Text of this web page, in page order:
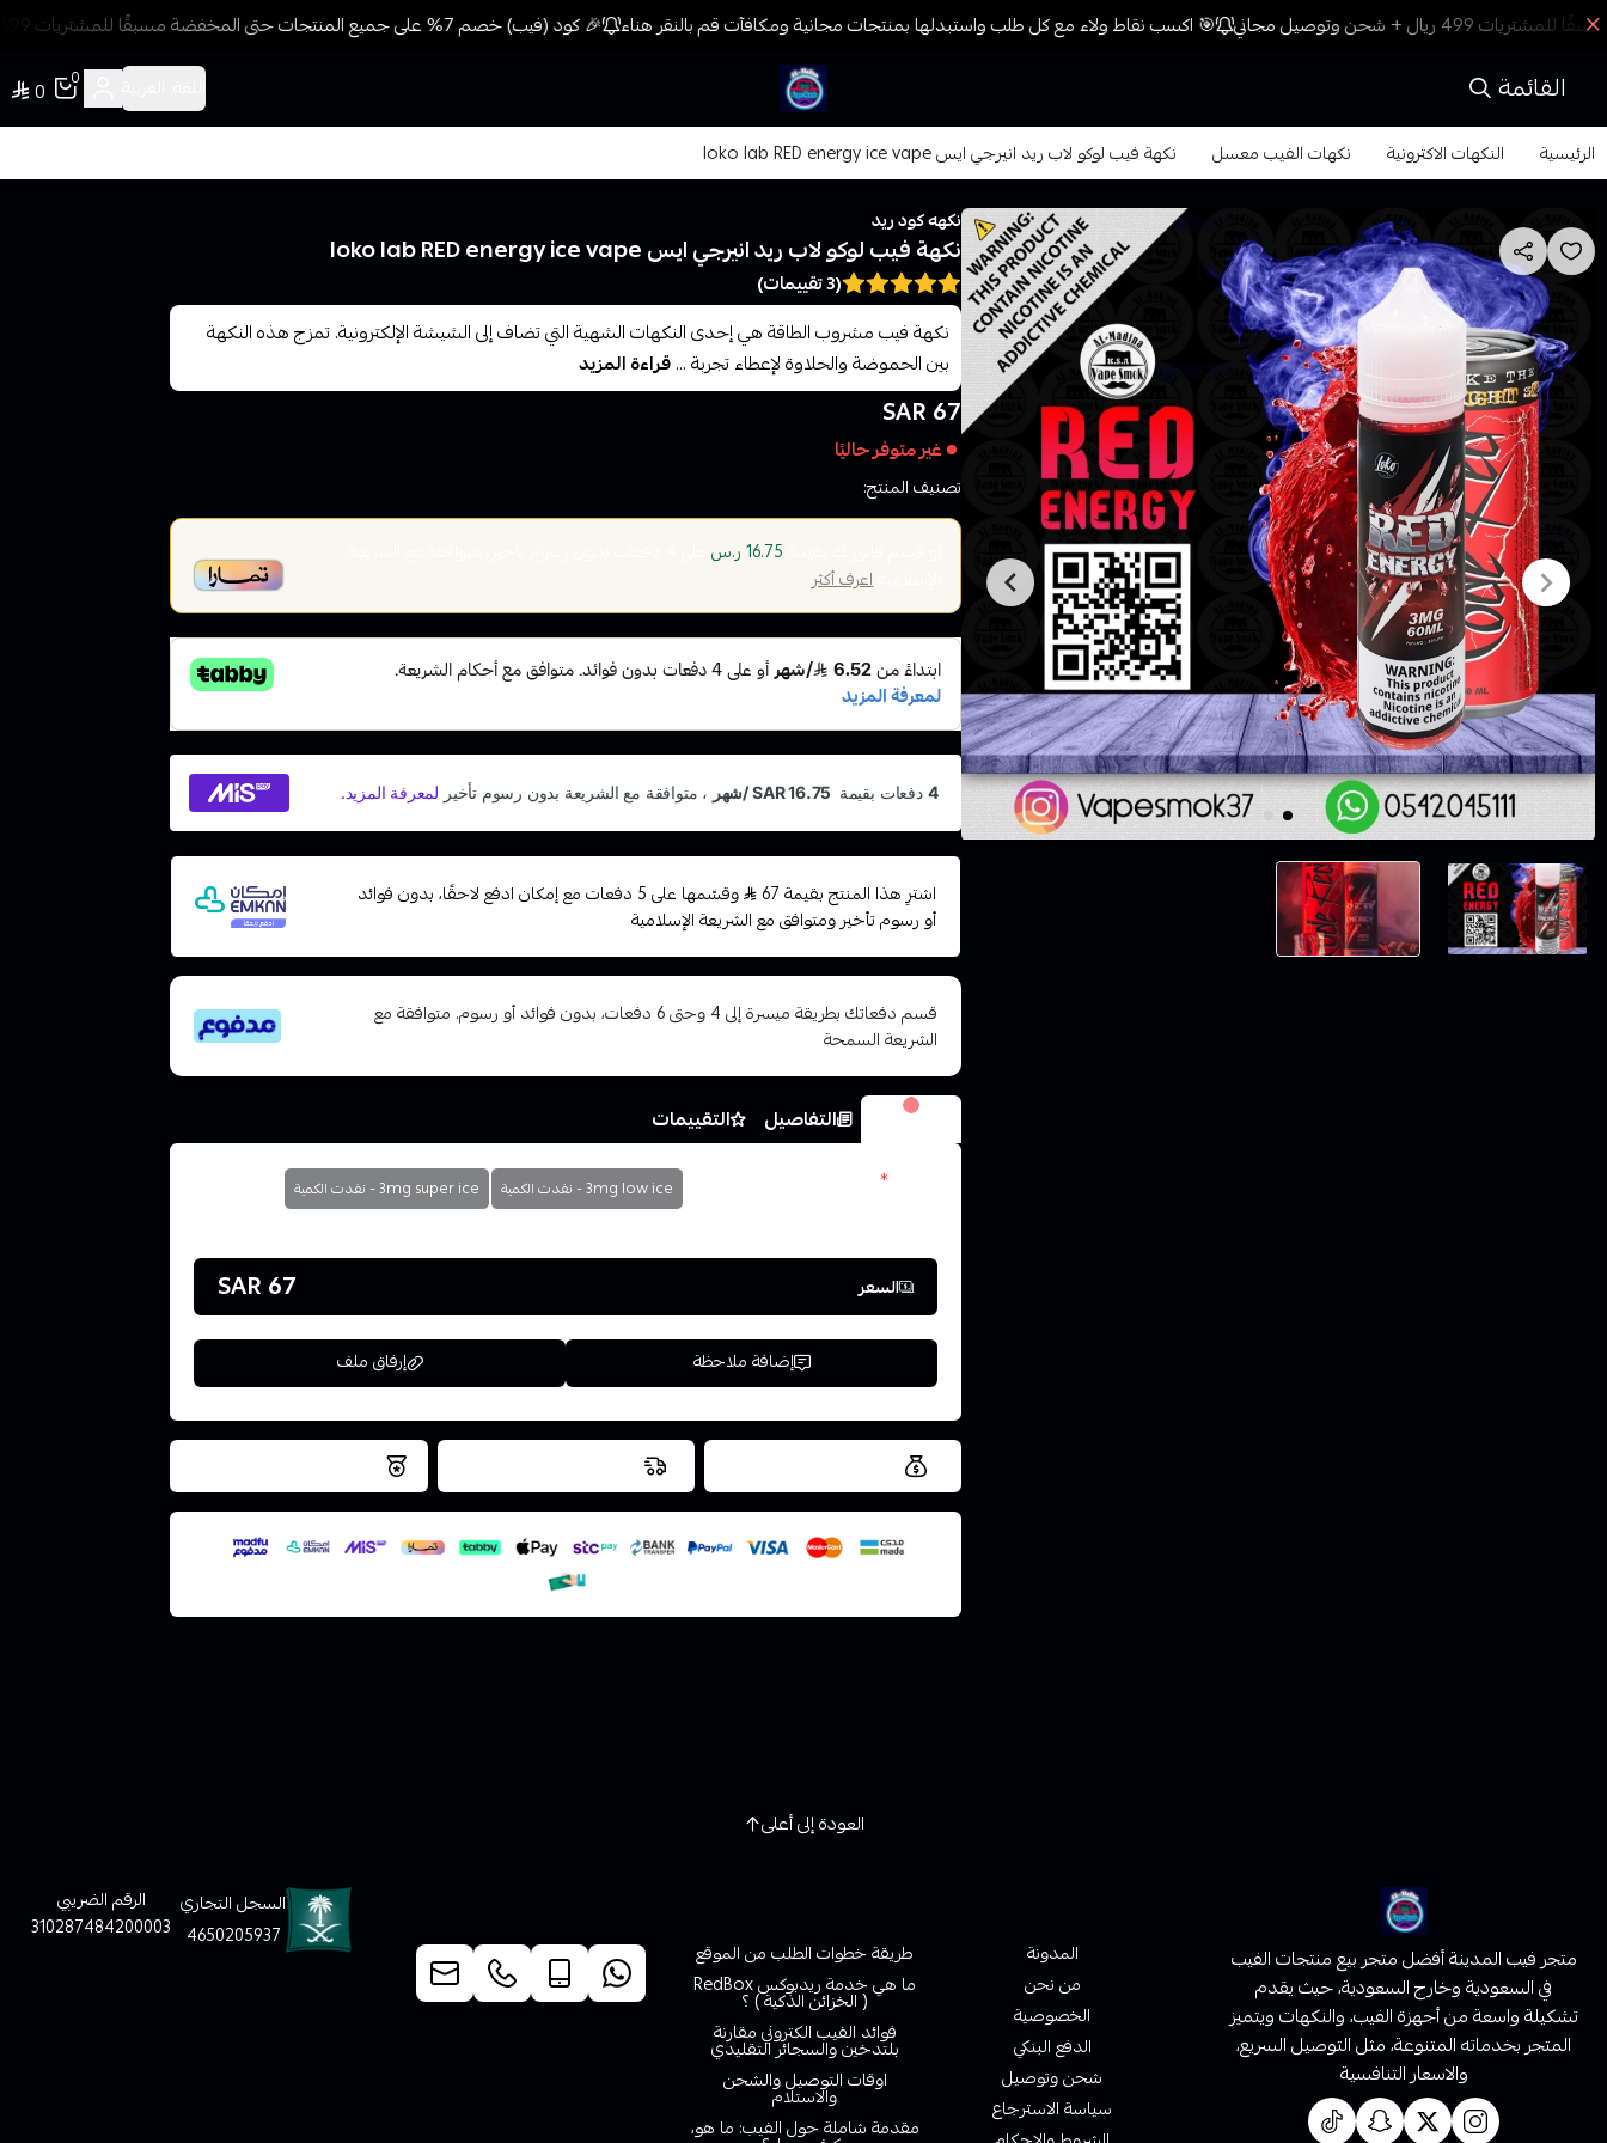
🎯 اكسب نقاط ولاء مع كل طلب واستبدلها بمنتجات مجانية ومكافآت قم بالنقر هناء 🎉 كود (فيب) خصم 7% على جميع المنتجات حتى المخفضة مسبقًا للمشتريات 499 ريال + شحن وتوصيل مجاني
القائمة فيب المدينة
0
0
الرئيسية النكهات الاكترونية نكهات الفيب معسل نكهة فيب لوكو لاب ريد انيرجي ايس loko lab RED energy ice vape
نكهه كود ريد
نكهة فيب لوكو لاب ريد انيرجي ايس loko lab RED energy ice vape
(3 تقييمات)
نكهة فيب مشروب الطاقة هي إحدى النكهات الشهية التي تضاف إلى الشيشة الإلكترونية. تمزج هذه النكهة
بين الحموضة والحلاوة لإعطاء تجربة ...قراءة المزيد
67 SAR
غير متوفر حاليًا
تصنيف المنتج:
16.75 ر.س على
الإسلاميةاعرف أكثر
اشترِ هذا المنتج بقيمة 67
وقسّمها على 5 دفعات مع إمكان ادفع لاحقًا، بدون فوائد
أو رسوم تأخير ومتوافق مع الشريعة الإسلامية
قسم دفعاتك بطريقة ميسرة إلى 4 وحتى 6 دفعات، بدون فوائد أو رسوم. متوافقة مع
الشريعة السمحة
الخيارات التفاصيل التقييمات
* 3mg low ice - نفدت الكمية 3mg super ice - نفدت الكمية
السعر 67 SAR
إضافة ملاحظة إرفاق ملف
اسحب و افلت الملف هنا
استعراض
العروض والشحن مجاني نتميز بلجودة والتخزين الامن
العودة إلى أعلى
متجر فيب المدينة أفضل متجر بيع منتجات الفيب
في السعودية وخارج السعودية، حيث يقدم
تشكيلة واسعة من أجهزة الفيب، والنكهات ويتميز
المتجر بخدماته المتنوعة، مثل التوصيل السريع،
والاسعار التنافسية
المدونة
من نحن
الخصوصية
الدفع البنكي
شحن وتوصيل
سياسة الاسترجاع
طريقة خطوات الطلب من الموقع
ما هي خدمة ريدبوكس RedBox
( الخزائن الذكية ) ؟
فوائد الفيب الكتروني مقارنة
بلتدخين والسجائر التقليدي
اوقات التوصيل والشحن
والاستلام
مقدمة شاملة حول الفيب: ما هو،
السجل التجاري
4650205937
الرقم الضريبي
310287484200003